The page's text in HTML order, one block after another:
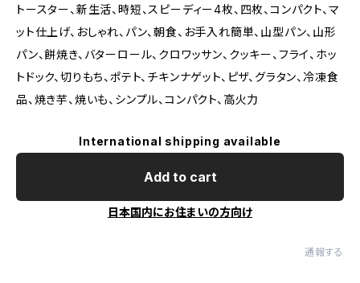
トースター、新生活、時短、スピーディー4枚、四枚、コンパクト、マ
ット仕上げ、おしゃれ、パン、朝食、お手入れ簡単、山型パン、山形
パン、餅焼き、バターロール、クロワッサン、クッキー、フライ、ホッ
トドック、切りもち、ポテト、チキンナゲット、ピザ、グラタン、冷凍食
品、焼き芋、焼いも、シンプル、コンパクト、高火力
International shipping available
Add to cart
日本国内にお住まいの方向け
通報する